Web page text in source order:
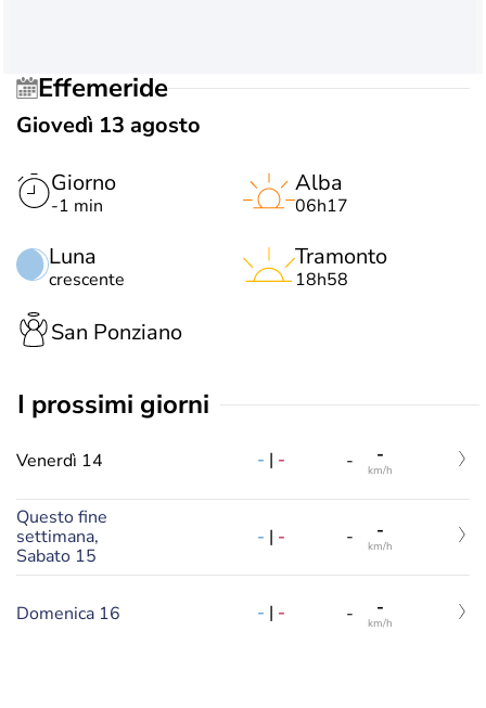
Effemeride
Giovedì 13 agosto
Giorno
-1 min
Luna
crescente
Alba
06h17
Tramonto
18h58
San Ponziano
i prossimi giorni
Venerdì 14 - | - - -
km/h
Questo fine
settimana,
Sabato 15
- | - - -
km/h
Domenica 16 - | - - -
km/h